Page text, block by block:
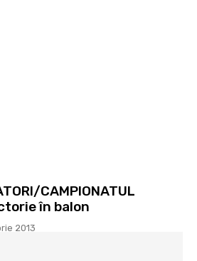
CAMPIONATUL
în balon
2013